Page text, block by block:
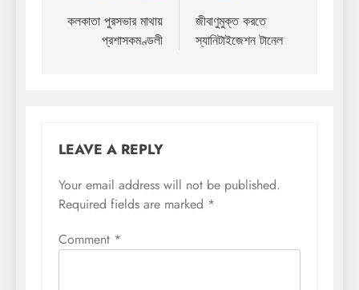
navigation
কলকাতা পুরসভার মাথায়
প্রশাসকমণ্ডলী
জীবাণুমুক্ত করতে
স্যানিটাইজেশন টানেল
LEAVE A REPLY
Your email address will not be published.
Required fields are marked *
Comment *